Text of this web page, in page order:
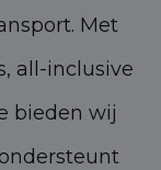
Met
all-inclusive
bieden wij